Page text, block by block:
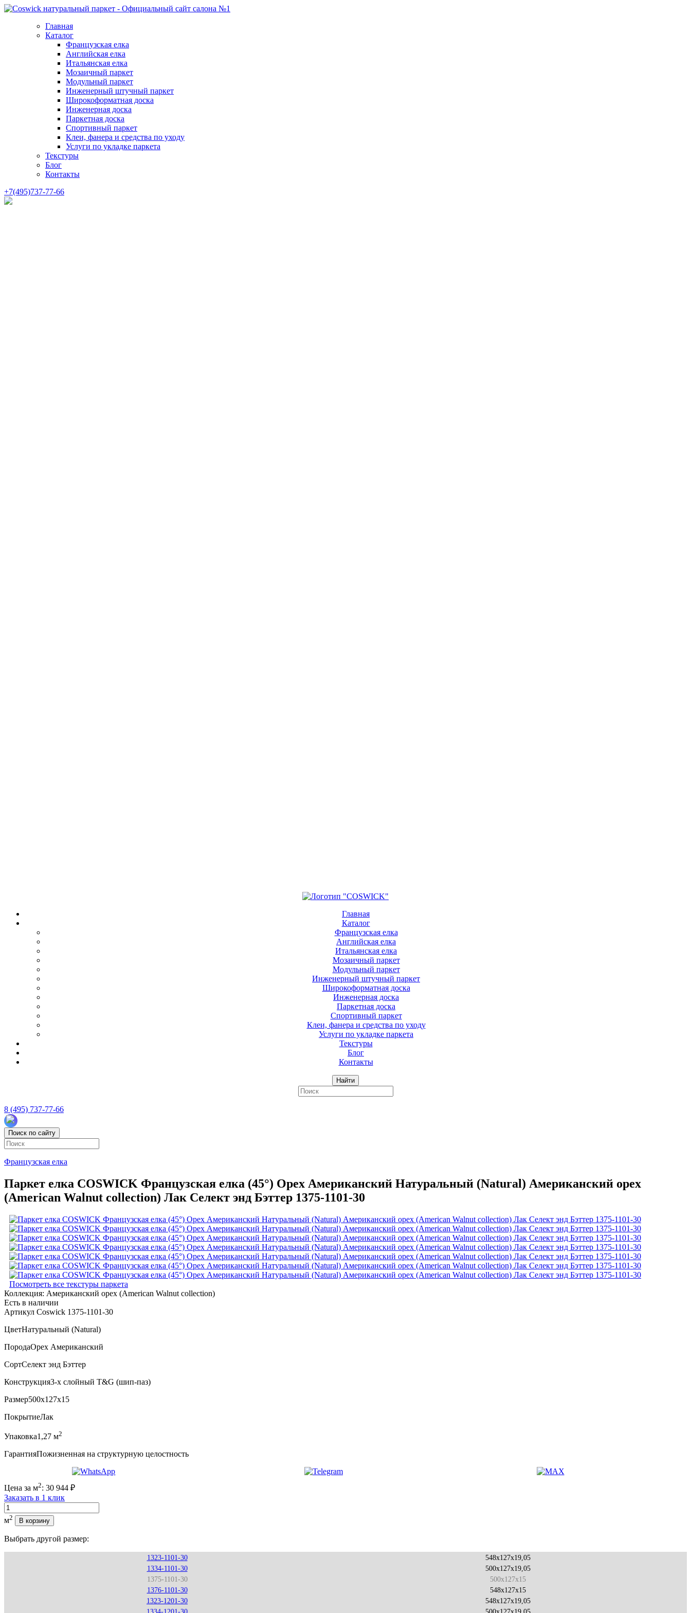
Главная
Каталог
Французская елка
Английская елка
Итальянская елка
Мозаичный паркет
Модульный паркет
Инженерный штучный паркет
Широкоформатная доска
Инженерная доска
Паркетная доска
Спортивный паркет
Клеи, фанера и средства по уходу
Услуги по укладке паркета
Текстуры
Блог
Контакты
+7(495)737-77-66
Главная
Каталог
Французская елка
Английская елка
Итальянская елка
Мозаичный паркет
Модульный паркет
Инженерный штучный паркет
Широкоформатная доска
Инженерная доска
Паркетная доска
Спортивный паркет
Клеи, фанера и средства по уходу
Услуги по укладке паркета
Текстуры
Блог
Контакты
Найти
8 (495) 737-77-66
Поиск по сайту
Французская елка
Паркет елка COSWICK Французская елка (45°) Орех Американский Натуральный (Natural) Американский орех
(American Walnut collection) Лак Селект энд Бэттер 1375-1101-30
Посмотреть все текстуры паркета
Коллекция: Американский орех (American Walnut collection)
Есть в наличии
Артикул Coswick 1375-1101-30
ЦветНатуральный (Natural)
ПородаОрех Американский
СортСелект энд Бэттер
Конструкция3-х слойный T&G (шип-паз)
Размер500x127x15
ПокрытиеЛак
Упаковка1,27 м2
ГарантияПожизненная на структурную целостность
Цена за м2: 30 944 ₽
Заказать в 1 клик
Количество
м2 В корзину
Выбрать другой размер:
1323-1101-30
548x127x19,05
1334-1101-30
500x127x19,05
1375-1101-30
500x127x15
1376-1101-30
548x127x15
1323-1201-30
548x127x19,05